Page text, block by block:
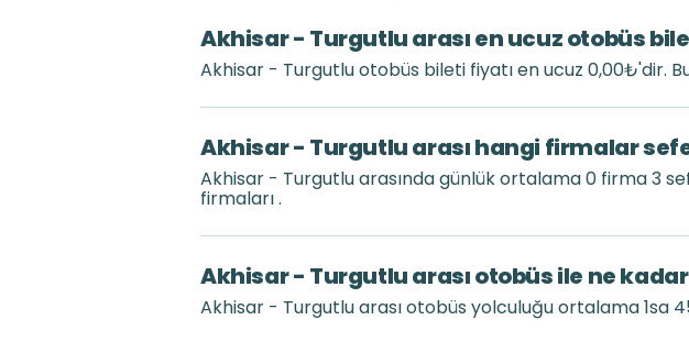
Akhisar - Turgutlu arası en ucuz otobüs
Akhisar - Turgutlu otobüs bileti fiyatı en ucuz 0,00₺'dir.
Akhisar - Turgutlu arası hangi firmalar
Akhisar - Turgutlu arasında günlük ortalama 0 firma 3
firmaları .
Akhisar - Turgutlu arası otobüs ile ne
Akhisar - Turgutlu arası otobüs yolculuğu ortalama 1sa